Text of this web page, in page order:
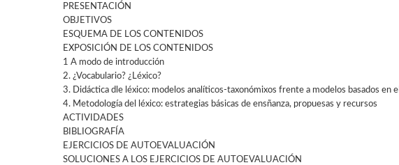
PRESENTACIÓN
OBJETIVOS
ESQUEMA DE LOS CONTENIDOS
EXPOSICIÓN DE LOS CONTENIDOS
1 A modo de introducción
2. ¿Vocabulario? ¿Léxico?
3. Didáctica dle léxico: modelos analíticos-taxonómixos frente a modelos basados en
4. Metodología del léxico: estrategias básicas de ensñanza, propuesas y recursos
ACTIVIDADES
BIBLIOGRAFÍA
EJERCICIOS DE AUTOEVALUACIÓN
SOLUCIONES A LOS EJERCICIOS DE AUTOEVALUACIÓN